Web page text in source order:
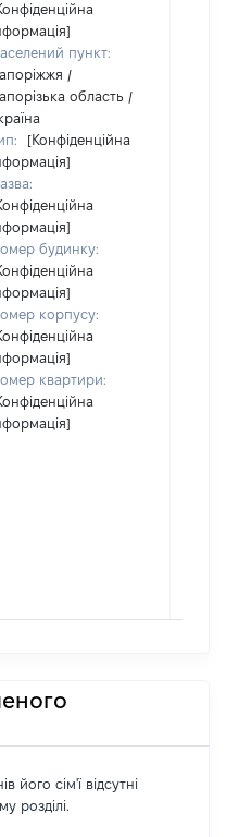
пункт:
/
область /
[Конфіденційна
будинку:
корпусу:
квартири:
його сім'ї відсутні
розділі.